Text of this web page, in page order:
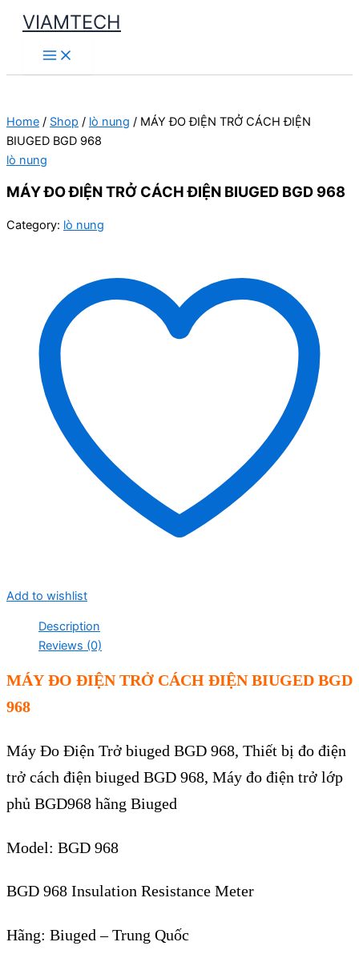
Skip
content
VIAMTECH
Main
Menu
Home / Shop / lò nung / MÁY ĐO ĐIỆN TRỞ CÁCH ĐIỆN
BIUGED BGD 968
lò nung
MÁY ĐO ĐIỆN TRỞ CÁCH ĐIỆN BIUGED BGD 968
Category: lò nung
Add to wishlist
Description
Reviews (0)
MÁY ĐO ĐIỆN TRỞ CÁCH ĐIỆNBIUGED BGD
968
Máy Đo Điện Trở biuged BGD 968, Thiết bị đo điện
trở cách điện biuged BGD 968, Máy đo điện trở lớp
phủ BGD968 hãng Biuged
Model: BGD 968
BGD 968 Insulation Resistance Meter
Hãng: Biuged – Trung Quốc